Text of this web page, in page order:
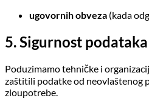
ugovornih obveza (kada
5. Sigurnost podataka
Poduzimamo tehničke i
zaštitili podatke od neovlaštenog
zloupotrebe.